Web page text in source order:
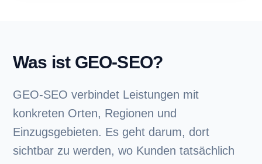
Was ist GEO-SEO?
GEO-SEO verbindet Leistungen mit
konkreten Orten, Regionen und
Einzugsgebieten. Es geht darum, dort
sichtbar zu werden, wo Kunden tatsächlich